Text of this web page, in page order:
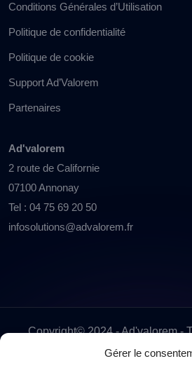
Gérer le
Conditions Générales d’Utilisation
Politique de confidentialité
Politique de cookie
Support Ad’Valorem
Partenaires
Ad'valorem
2 route de Californie
07100 Annonay
Tel : 04 75 69 20 50
infosolutions@advalorem.fr
Copyright© 2024 - Ad'valorem -